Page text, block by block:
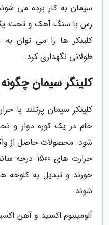
سیمان به کار برده می
رس با سنگ آهک و تحت
کلینکر ها را می توان
طولانی نگهداری کرد.
کلینگر سیمان
کلینکر سیمان پرتلند با
خام در یک کوره دوار و
شود. محصولات حاصل از
حرارت های
خورند و تبدیل به کلوخه
شوند.
آلومینیوم اکسید و آهن